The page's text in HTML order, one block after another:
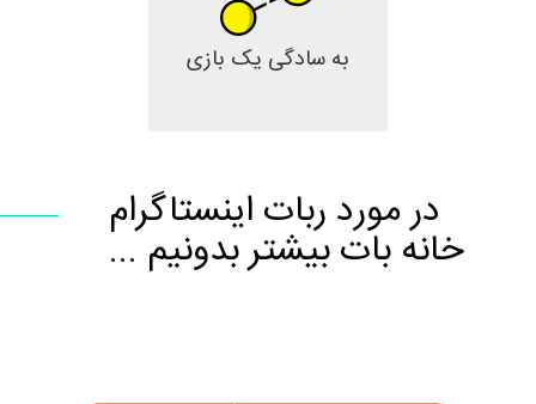
به سادگی یک بازی
در مورد ربات اینستاگرام
خانه بات بیشتر بدونیم ...